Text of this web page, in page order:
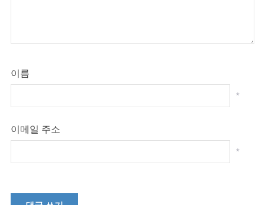
이름
*
이메일 주소
*